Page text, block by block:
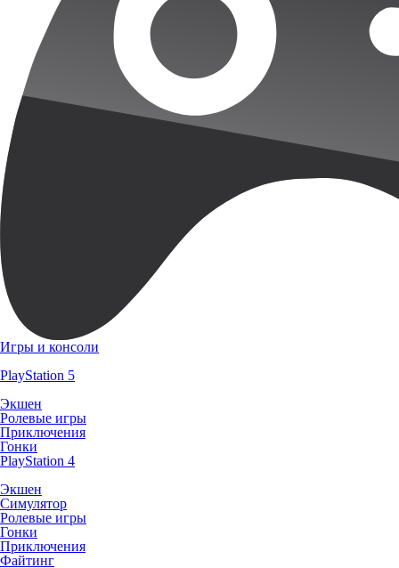
Игры и консоли
PlayStation 5
Экшен
Ролевые игры
Приключения
Гонки
PlayStation 4
Экшен
Симулятор
Ролевые игры
Гонки
Приключения
Файтинг